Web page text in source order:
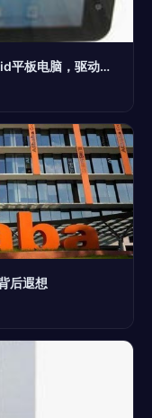
2010国际通信展 中兴发布7英寸Android平板电脑，驱动中国通信终端变革之路
后遐想